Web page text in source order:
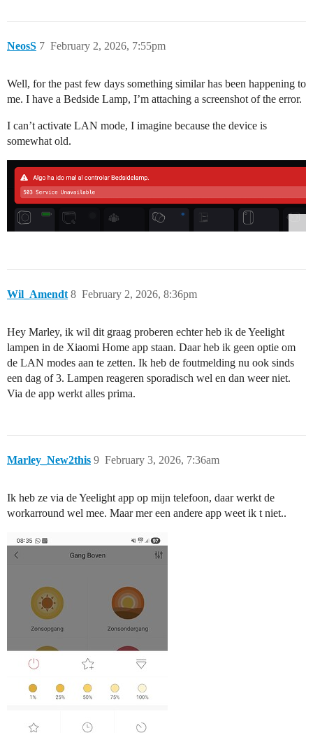
NeosS February 2, 2026, 7:55pm
7
Well, for the past few days something similar has been happening to
me. I have a Bedside Lamp, I’m attaching a screenshot of the error.
I can’t activate LAN mode, I imagine because the device is
somewhat old.
Wil_Amendt February 2, 2026, 8:36pm
8
Hey Marley, ik wil dit graag proberen echter heb ik de Yeelight
lampen in de Xiaomi Home app staan. Daar heb ik geen optie om
de LAN modes aan te zetten. Ik heb de foutmelding nu ook sinds
een dag of 3. Lampen reageren sporadisch wel en dan weer niet.
Via de app werkt alles prima.
Marley_New2this February 3, 2026, 7:36am
9
Ik heb ze via de Yeelight app op mijn telefoon, daar werkt de
workarround wel mee. Maar mer een andere app weet ik t niet..